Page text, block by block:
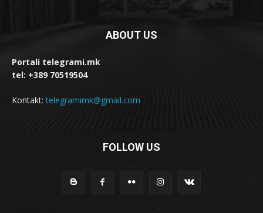
ABOUT US
Portali telegrami.mk
tel: +389 70519504
Kontakt:telegramimk@gmail.com
FOLLOW US